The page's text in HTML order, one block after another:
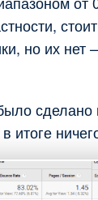
но их нет
итоге